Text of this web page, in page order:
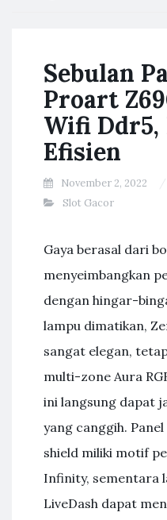
Sebulan
Proart
Wifi Ddr5,
Efisien
November 2, 2022
Slot Gacor
Gaya berasal dari
menyeimbangkan
dengan hingar-
lampu dimatikan,
sangat elegan,
multi-zone Aura
ini langsung dapat
yang canggih.
shield miliki motif
Infinity, sementara
LiveDash dapat